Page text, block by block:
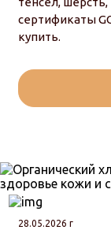
сертификаты
купить.
28.05.2026 г